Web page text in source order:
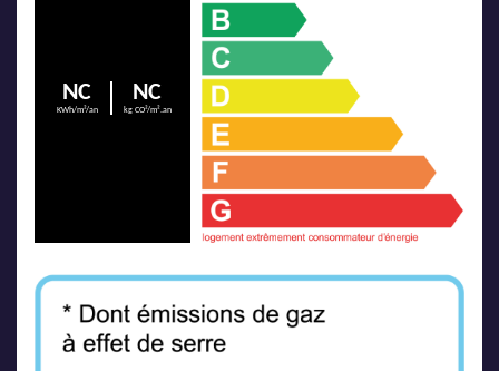
NC
KWh/m²/an
NC
kg CO²/m².an